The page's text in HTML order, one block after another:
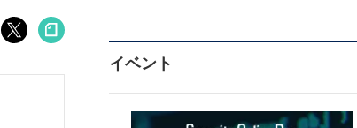
イベント